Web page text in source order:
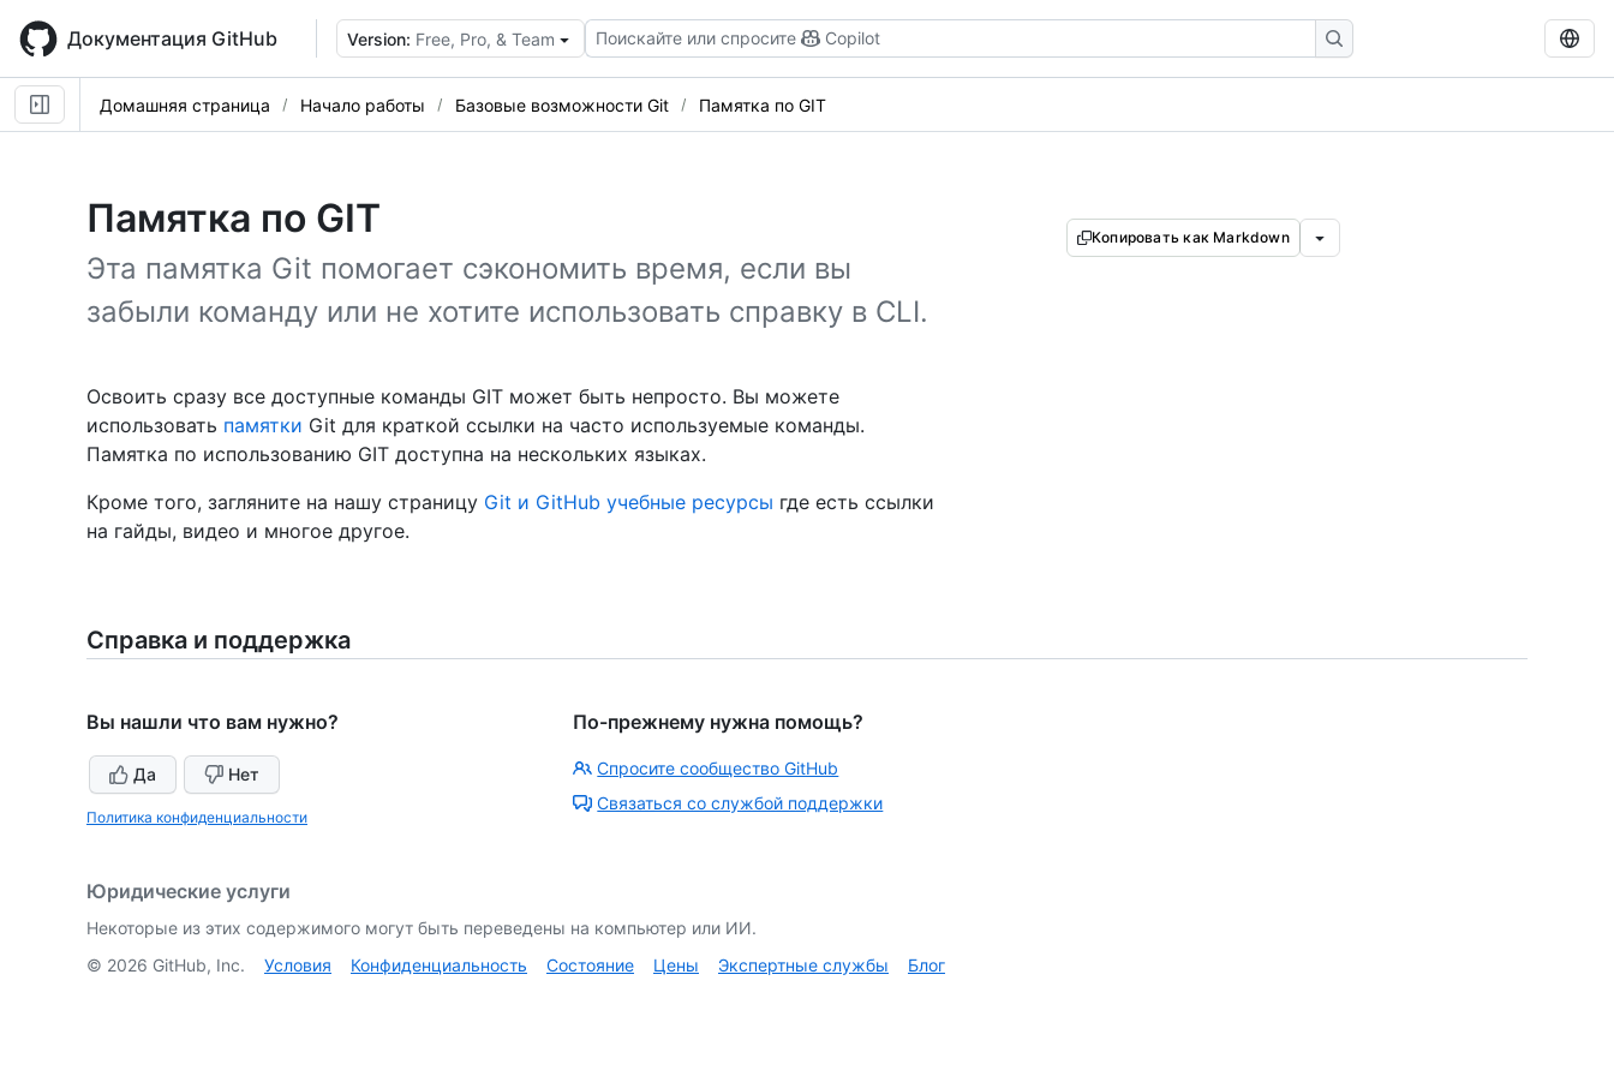
main
content
Документация GitHub Version: Free, Pro, & Team Поискайте или спросите Copilot
Домашняя страница Начало работы Базовые возможности Git Памятка по GIT
Памятка по GIT
Эта памятка Git помогает сэкономить время, если вы
забыли команду или не хотите использовать справку в CLI.
Копировать как Markdown
Освоить сразу все доступные команды GIT может быть непросто. Вы можете
использовать памятки Git для краткой ссылки на часто используемые команды.
Памятка по использованию GIT доступна на нескольких языках.
Кроме того, загляните на нашу страницу Git и GitHub учебные ресурсы где есть ссылки
на гайды, видео и многое другое.
Справка и поддержка
Вы нашли что вам нужно?
Да Нет
Политика конфиденциальности
По-прежнему нужна помощь?
Спросите сообщество GitHub
Связаться со службой поддержки
Юридические услуги
Некоторые из этих содержимого могут быть переведены на компьютер или ИИ.
© 2026 GitHub, Inc. Условия Конфиденциальность Состояние Цены Экспертные службы Блог